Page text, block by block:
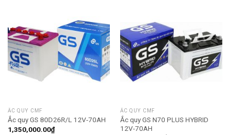
ẮC QUY CMF
Ắc quy GS 80D26R/L 12V-70AH
1,350,000.00₫
ẮC QUY CMF
Ắc quy GS N70 PLUS HYBRID
12V-70AH